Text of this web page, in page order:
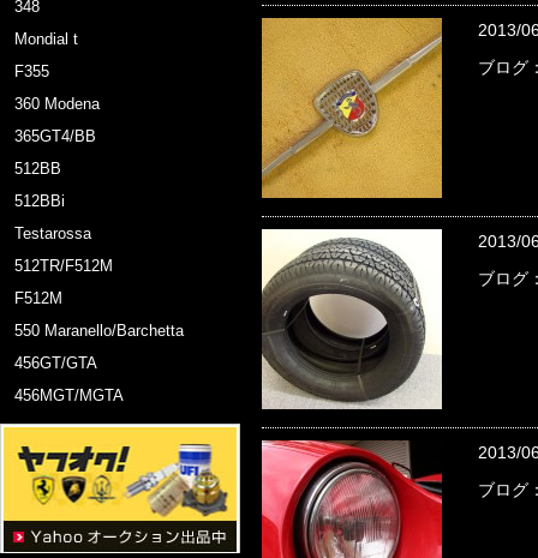
348
Mondial t
F355
360 Modena
365GT4/BB
512BB
512BBi
Testarossa
512TR/F512M
F512M
550 Maranello/Barchetta
456GT/GTA
456MGT/MGTA
2013/
ブログ
2013/
ブログ
2013/
ブログ